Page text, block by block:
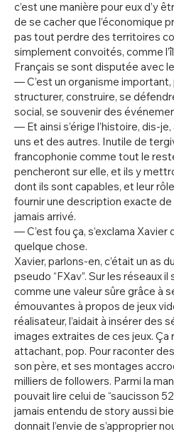
c’est une manière pour eux d’y
de se cacher que l’économique
pas tout perdre des territoires
simplement convoités, comme
Français se sont disputée avec
— C’est un organisme important,
structurer, construire, se
social, se souvenir des
— Et ainsi s’érige l’histoire, dis-
uns et des autres. Inutile de
francophonie comme tout le
pencheront sur elle, et ils y
dont ils sont capables, et leur
fournir une description exacte de
jamais arrivé.
— C’est fou ça, s’exclama
quelque chose.
Xavier, parlons-en, c’était un as
pseudo “FXav”. Sur les réseaux il
comme une valeur sûre grâce à
émouvantes à propos de jeux
réalisateur, l’aidait à insérer des
images extraites de ces jeux.
attachant, pop. Pour raconter
son père, et ses montages
milliers de followers. Parmi la
pouvait lire celui de “saucisson
jamais entendu de story aussi
donnait l’envie de s’approprier